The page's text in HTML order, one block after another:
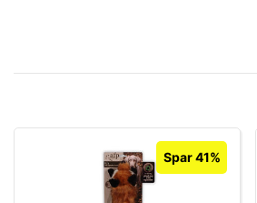
Spar 41%